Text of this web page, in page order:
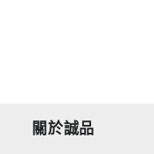
關於誠品